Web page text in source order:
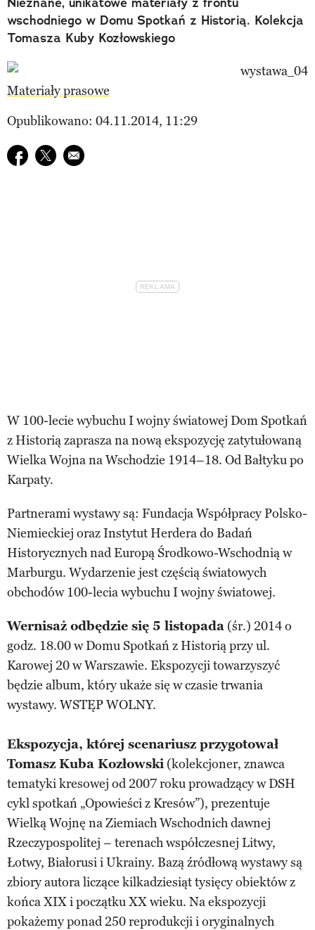
wschodniego w Domu Spotkań z Historią. Kolekcja
Tomasza Kuby Kozłowskiego
Materiały prasowe
Opublikowano: 04.11.2014, 11:29
Udostępnij na facebook
Udostępnij na twitter
E-mail do przyjaciela
W 100-lecie wybuchu I wojny światowej Dom Spotkań
z Historią zaprasza na nową ekspozycję zatytułowaną
Wielka Wojna na Wschodzie 1914–18. Od Bałtyku po
Karpaty.
Partnerami wystawy są: Fundacja Współpracy Polsko-
Niemieckiej oraz Instytut Herdera do Badań
Historycznych nad Europą Środkowo-Wschodnią w
Marburgu. Wydarzenie jest częścią światowych
obchodów 100-lecia wybuchu I wojny światowej.
Wernisaż odbędzie się 5 listopada (śr.) 2014 o
godz. 18.00 w Domu Spotkań z Historią przy ul.
Karowej 20 w Warszawie. Ekspozycji towarzyszyć
będzie album, który ukaże się w czasie trwania
wystawy. WSTĘP WOLNY.
Ekspozycja, której scenariusz przygotował
Tomasz Kuba Kozłowski (kolekcjoner, znawca
tematyki kresowej od 2007 roku prowadzący w DSH
cykl spotkań „Opowieści z Kresów”), prezentuje
Wielką Wojnę na Ziemiach Wschodnich dawnej
Rzeczypospolitej – terenach współczesnej Litwy,
Łotwy, Białorusi i Ukrainy. Bazą źródłową wystawy są
zbiory autora liczące kilkadziesiąt tysięcy obiektów z
końca XIX i początku XX wieku. Na ekspozycji
pokażemy ponad 250 reprodukcji i oryginalnych